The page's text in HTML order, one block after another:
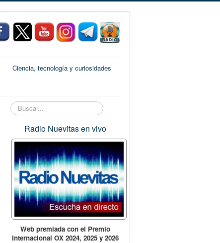
Ciencia, tecnología y curiosidades
Buscar...
Radio Nuevitas en vivo
Web premiada con el Premio
Internacional OX 2024, 2025 y 2026